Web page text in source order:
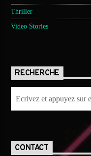
Thriller
Video Stories
RECHERCHE
CONTACT